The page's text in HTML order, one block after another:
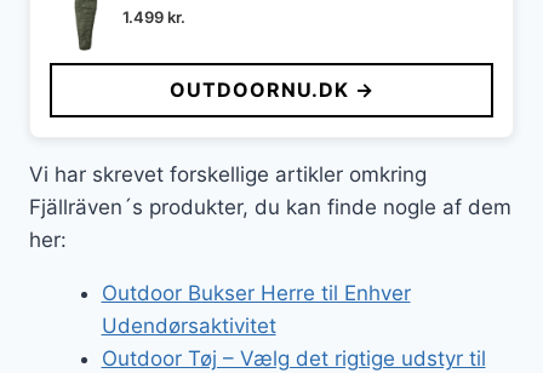
1.499kr.
OUTDOORNU.DK →
Vi har skrevet forskellige artikler omkring
Fjällräven´s produkter, du kan finde nogle af dem
her:
Outdoor Bukser Herre til Enhver
Udendørsaktivitet
Outdoor Tøj – Vælg det rigtige udstyr til